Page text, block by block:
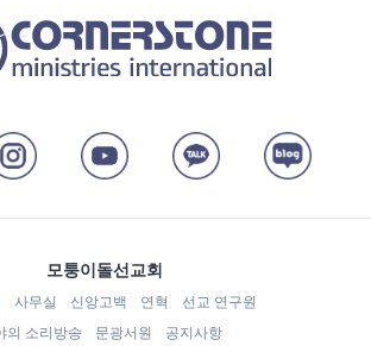
모퉁이돌선교회
사무실 신앙고백 연혁
선교 연구원
의 소리방송
문광서원 공지사항